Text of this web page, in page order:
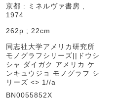
京都 : ミネルヴァ書房 ,
1974
262p ; 22cm
同志社大学アメリカ研究所
モノグラフシリーズ||ドウシ
シャ ダイガク アメリカ ケ
ンキュウジョ モノグラフ シ
リーズ <> 1//a
BN0055852X